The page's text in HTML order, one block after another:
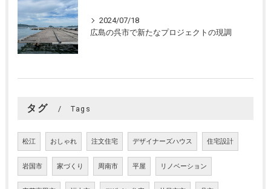
2024/07/18
広島の呉市で新たなプロジェクトの現調
タグ Tags
松江 おしゃれ 注文住宅 デザイナーズハウス 住宅設計
岩国市 家づくり 周南市 平屋 リノベーション